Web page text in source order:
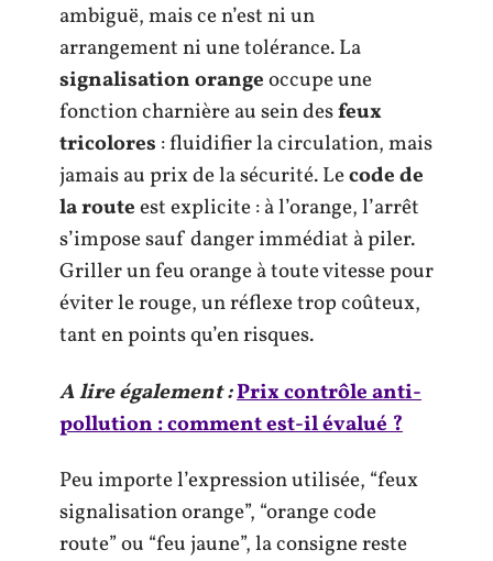
ambiguë, mais ce n’est ni un
arrangement ni une tolérance. La
signalisation orangeoccupe une
fonction charnière au sein desfeux
tricolores : fluidifier la circulation, mais
jamais au prix de la sécurité. Lecode de
la routeest explicite : à l’orange, l’arrêt
s’impose sauf danger immédiat à piler.
Griller un feu orange à toute vitesse pour
éviter le rouge, un réflexe trop coûteux,
tant en points qu’en risques.
A lire également :Prix contrôle anti-
pollution : comment est-il évalué ?
Peu importe l’expression utilisée, “feux
signalisation orange”, “orange code
route” ou “feu jaune”, la consigne reste